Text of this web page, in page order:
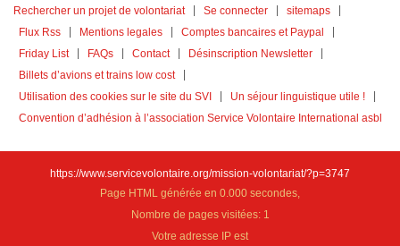
Rechercher un projet de volontariat Se connecter
sitemaps
Flux Rss
Mentions legales
Comptes bancaires et Paypal
Friday List
FAQs Contact
Désinscription Newsletter
Billets d’avions et trains low cost
Utilisation des cookies sur le site du SVI
Un séjour linguistique utile !
Convention d’adhésion à l’association Service Volontaire International asbl
https://www.servicevolontaire.org/mission-volontariat/?p=3747
Page HTML générée en 0.000 secondes,
Nombre de pages visitées: 1
Votre adresse IP est